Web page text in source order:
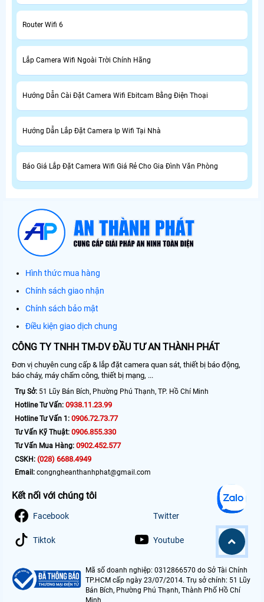
Router Wifi 6
Lắp Camera Wifi Ngoài Trời Chính Hãng
Hướng Dẫn Cài Đặt Camera Wifi Ebitcam Bằng Điện Thoại
Hướng Dẫn Lắp Đặt Camera Ip Wifi Tại Nhà
Báo Giá Lắp Đặt Camera Wifi Giá Rẻ Cho Gia Đình Văn Phòng
Hình thức mua hàng
Chính sách giao nhận
Chính sách bảo mật
Điều kiện giao dịch chung
CÔNG TY TNHH TM-DV ĐẦU TƯ AN THÀNH PHÁT
Đơn vị chuyên cung cấp & lắp đặt camera quan sát, thiết bị báo động,
báo cháy, máy chấm công, thiết bị mạng, ...
Trụ Sở: 51 Lũy Bán Bích, Phường Phú Thạnh, TP. Hồ Chí Minh
Hotline Tư Vấn: 0938.11.23.99
Hotline Tư Vấn 1: 0906.72.73.77
Tư Vấn Kỹ Thuật: 0906.855.330
Tư Vấn Mua Hàng: 0902.452.577
CSKH: (028) 6688.4949
Email: congngheanthanhphat@gmail.com
Kết nối với chúng tôi
Facebook Twitter
Tiktok Youtube
Mã số doanh nghiệp: 0312866570 do Sở Tài Chính
TP.HCM cấp ngày 23/07/2014. Trụ sở chính: 51 Lũy
Bán Bích, Phường Phú Thạnh, Thành Phố Hồ Chí
Minh